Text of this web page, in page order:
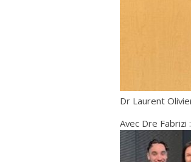
Dr Laurent
Avec Dre Fabrizi :